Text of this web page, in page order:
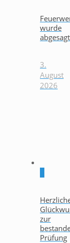
wurde
abgesagt
3.
August
2026
zur
Prüfung